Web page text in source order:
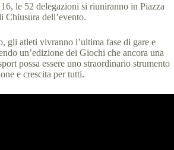
le 52 delegazioni si riuniranno in Piazza
Chiusura dell’evento.
gli atleti vivranno l’ultima fase di gare e
un’edizione dei Giochi che ancora una
possa essere uno straordinario strumento
e crescita per tutti.